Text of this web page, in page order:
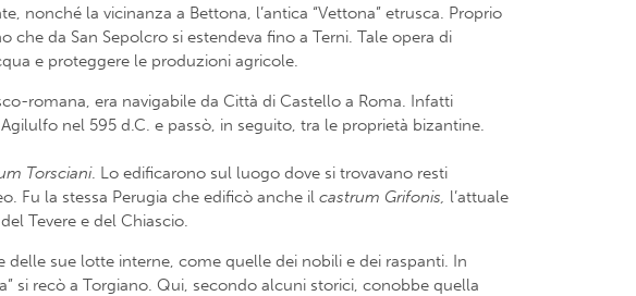
nonché la vicinanza a Bettona, l’antica “Vettona” etrusca. Proprio
da San Sepolcro si estendeva fino a Terni. Tale opera di
e proteggere le produzioni agricole.
romana, era navigabile da Città di Castello a Roma. Infatti
nel 595 d.C. e passò, in seguito, tra le proprietà bizantine.
Torsciani. Lo edificarono sul luogo dove si trovavano resti
Fu la stessa Perugia che edificò anche il castrum Grifonis, l’attuale
Tevere e del Chiascio.
sue lotte interne, come quelle dei nobili e dei raspanti. In
si recò a Torgiano. Qui, secondo alcuni storici, conobbe quella